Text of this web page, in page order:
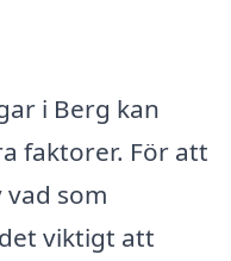
i Berg kan
faktorer. För att
som
viktigt att